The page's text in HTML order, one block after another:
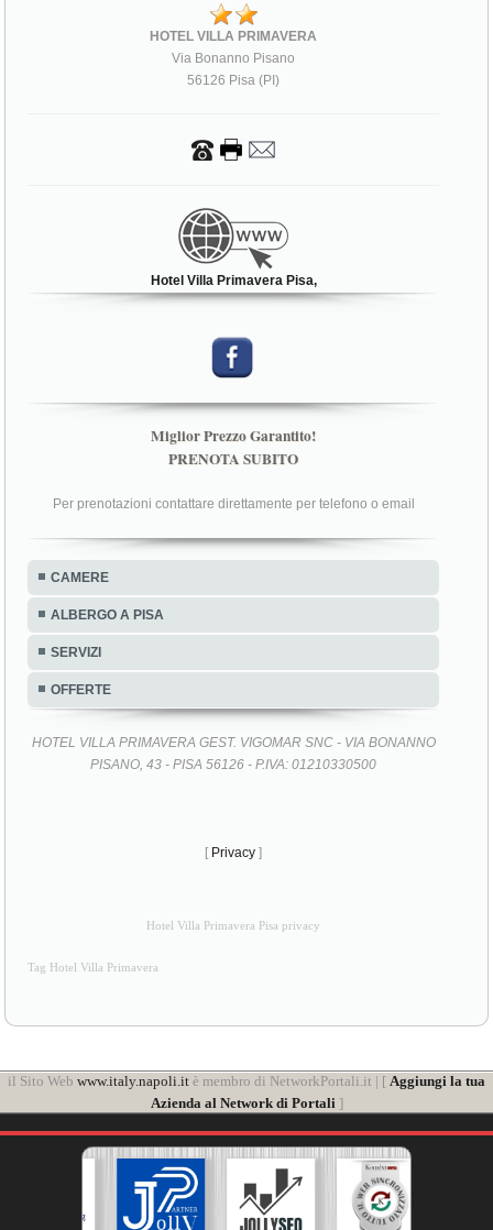
HOTEL VILLA PRIMAVERA
Via Bonanno Pisano
56126 Pisa (PI)
Hotel Villa Primavera Pisa,
Miglior Prezzo Garantito!
PRENOTA SUBITO
Per prenotazioni contattare direttamente per telefono o email
CAMERE
ALBERGO A PISA
SERVIZI
OFFERTE
HOTEL VILLA PRIMAVERA GEST. VIGOMAR SNC - VIA BONANNO
PISANO, 43 - PISA 56126 - P.IVA: 01210330500
[ Privacy ]
Hotel Villa Primavera Pisa privacy
Tag Hotel Villa Primavera
il Sito Web www.italy.napoli.it è membro di NetworkPortali.it | [ Aggiungi la tua
Azienda al Network di Portali ]